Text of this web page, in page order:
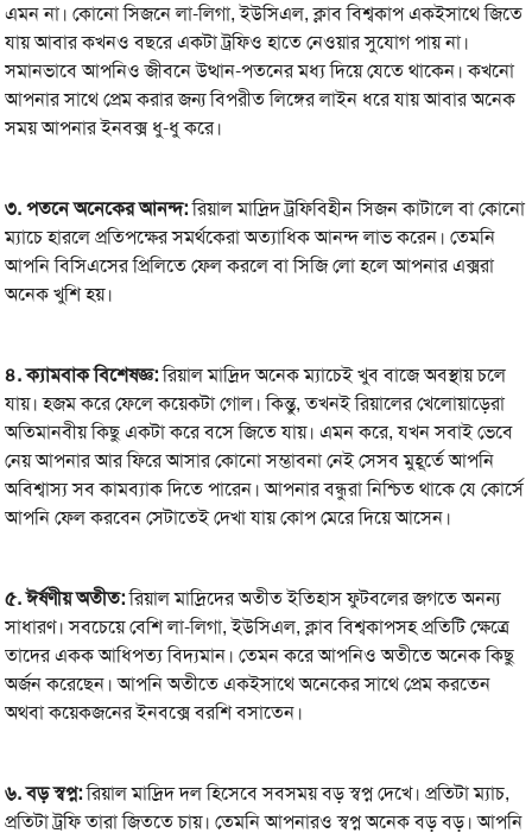
এমন না। কোনো সিজনে লা-লিগা, ইউসিএল, ক্লাব বিশ্বকাপ একইসাথে জিতে
যায় আবার কখনও বছরে একটা ট্রফিও হাতে নেওয়ার সুযোগ পায় না।
সমানভাবে আপনিও জীবনে উত্থান-পতনের মধ্য দিয়ে যেতে থাকেন। কখনো
আপনার সাথে প্রেম করার জন্য বিপরীত লিঙ্গের লাইন ধরে যায় আবার অনেক
সময় আপনার ইনবক্স ধু-ধু করে।
৩. পতনে অনেকের আনন্দ:রিয়াল মাদ্রিদ ট্রফিবিহীন সিজন কাটালে বা কোনো
ম্যাচে হারলে প্রতিপক্ষের সমর্থকেরা অত্যাধিক আনন্দ লাভ করেন। তেমনি
আপনি বিসিএসের প্রিলিতে ফেল করলে বা সিজি লো হলে আপনার এক্সরা
অনেক খুশি হয়।
৪. ক্যামবাক বিশেষজ্ঞ:রিয়াল মাদ্রিদ অনেক ম্যাচেই খুব বাজে অবস্থায় চলে
যায়। হজম করে ফেলে কয়েকটা গোল। কিন্তু, তখনই রিয়ালের খেলোয়াড়েরা
অতিমানবীয় কিছু একটা করে বসে জিতে যায়। এমন করে, যখন সবাই ভেবে
নেয় আপনার আর ফিরে আসার কোনো সম্ভাবনা নেই সেসব মুহূর্তে আপনি
অবিশ্বাস্য সব কামব্যাক দিতে পারেন। আপনার বন্ধুরা নিশ্চিত থাকে যে কোর্সে
আপনি ফেল করবেন সেটাতেই দেখা যায় কোপ মেরে দিয়ে আসেন।
৫. ঈর্ষণীয় অতীত:রিয়াল মাদ্রিদের অতীত ইতিহাস ফুটবলের জগতে অনন্য
সাধারণ। সবচেয়ে বেশি লা-লিগা, ইউসিএল, ক্লাব বিশ্বকাপসহ প্রতিটি ক্ষেত্রে
তাদের একক আধিপত্য বিদ্যমান। তেমন করে আপনিও অতীতে অনেক কিছু
অর্জন করেছেন। আপনি অতীতে একইসাথে অনেকের সাথে প্রেম করতেন
অথবা কয়েকজনের ইনবক্সে বরশি বসাতেন।
৬. বড় স্বপ্ন:রিয়াল মাদ্রিদ দল হিসেবে সবসময় বড় স্বপ্ন দেখে। প্রতিটা ম্যাচ,
প্রতিটা ট্রফি তারা জিততে চায়। তেমনি আপনারও স্বপ্ন অনেক বড় বড়। আপনি